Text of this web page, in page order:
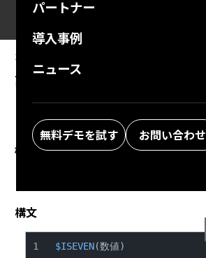
パートナー
導入事例
ニュース
無料デモを試す お問い合わせ
2024/06/07
計算式（拡張）：$ISEVEN関数
概要
構文
$ISEVEN(数値)